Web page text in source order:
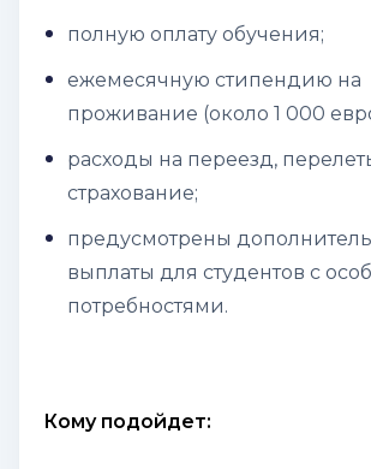
полную оплату обучения;
ежемесячную стипендию на
проживание (около 1 000
расходы на переезд,
страхование;
предусмотрены
выплаты для студентов с
потребностями.
Кому подойдет: